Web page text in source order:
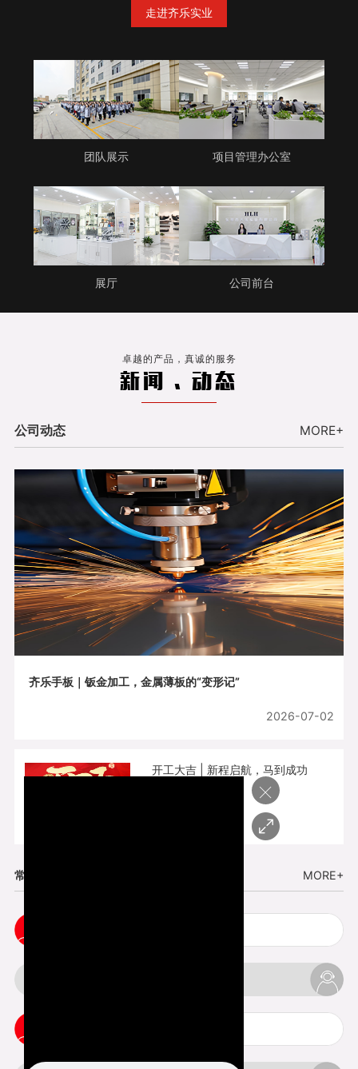
走进齐乐实业
团队展示 项目管理办公室
展厅 公司前台
卓越的产品，真诚的服务
新闻 . 动态
公司动态 MORE+
齐乐手板｜钣金加工，金属薄板的“变形记”
2026-07-02
开工大吉 | 新程启航，马到成功
常见问题 MORE+
×